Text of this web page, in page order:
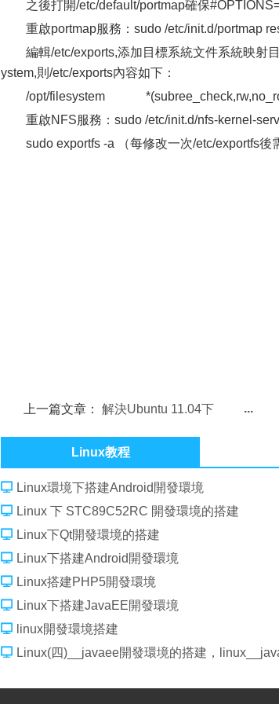
之後打開/etc/default/portmap確保
重啟portmap服務：sudo /etc/init.d/portmap
編輯/etc/exports,添加目標系統文件系統映射
ystem,則/etc/exports內容如下：
/opt/filesystem
重啟NFS服務：sudo /etc/init.d/nfs-kernel-
sudo exportfs -a （每修改一次/etc/exportfs後
上一篇文章：解決Ubuntu 11.04下
Linux教程
Linux環境下搭建Android開發環境
Linux 下 STC89C52RC 開發環境的搭建
Linux下Qt開發環境的搭建
Linux下搭建Android開發環境
Linux搭建PHP5開發環境
Linux下搭建JavaEE開發環境
linux開發環境搭建
Linux(四)__javaee開發環境的搭建，